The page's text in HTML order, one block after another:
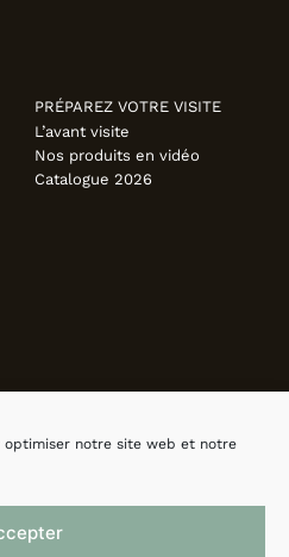
optimiser notre site web et notre
PRÉPAREZ VOTRE VISITE
L’avant visite
Nos produits en vidéo
Catalogue 2026